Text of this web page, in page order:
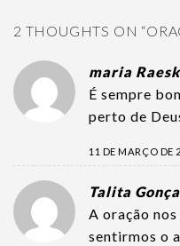
2 THOUGHTS ON “
maria Raesk
É sempre
perto de
11 DE MARÇO DE
Talita
A oração
sentirmos o